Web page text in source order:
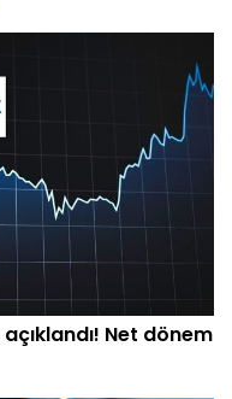
Net dönem